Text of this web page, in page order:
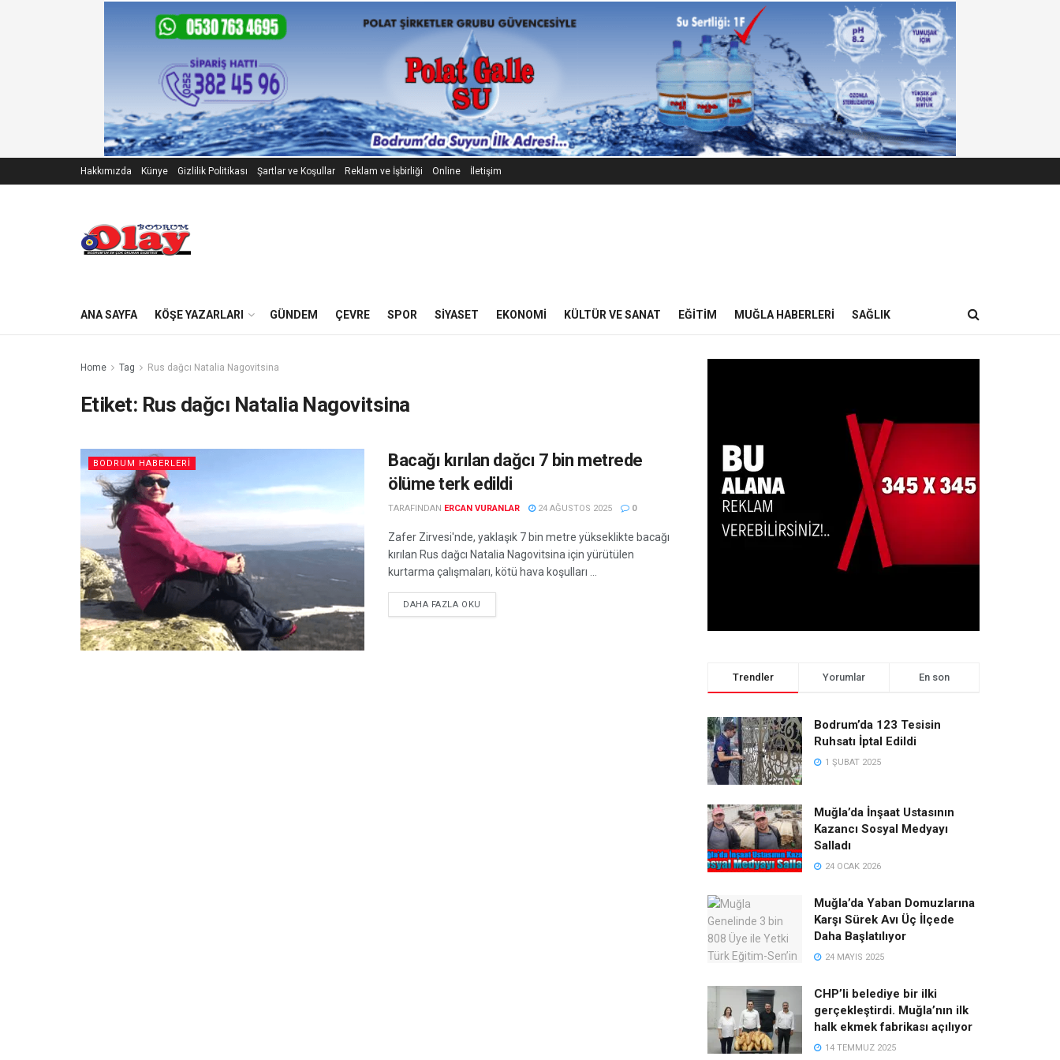
Hakkımızda Künye Gizlilik Politikası Şartlar ve Koşullar Reklam ve İşbirliği Online İletişim
ANA SAYFA KÖŞE YAZARLARI GÜNDEM ÇEVRE SPOR SIYASET EKONOMI KÜLTÜR VE SANAT EĞITIM MUĞLA HABERLERI SAĞLIK
Home Tag Rus dağcı Natalia Nagovitsina
Etiket: Rus dağcı Natalia Nagovitsina
BODRUM HABERLERI
Bacağı kırılan dağcı 7 bin metrede
ölüme terk edildi
TARAFINDAN ERCAN VURANLAR 24 AĞUSTOS 2025 0
Zafer Zirvesi'nde, yaklaşık 7 bin metre yükseklikte bacağı
kırılan Rus dağcı Natalia Nagovitsina için yürütülen
kurtarma çalışmaları, kötü hava koşulları ...
DAHA FAZLA OKU
Trendler Yorumlar En son
Bodrum’da 123 Tesisin
Ruhsatı İptal Edildi
1 ŞUBAT 2025
Muğla’da İnşaat Ustasının
Kazancı Sosyal Medyayı
Salladı
24 OCAK 2026
Muğla’da Yaban Domuzlarına
Karşı Sürek Avı Üç İlçede
Daha Başlatılıyor
24 MAYIS 2025
CHP’li belediye bir ilki
gerçekleştirdi. Muğla’nın ilk
halk ekmek fabrikası açılıyor
14 TEMMUZ 2025